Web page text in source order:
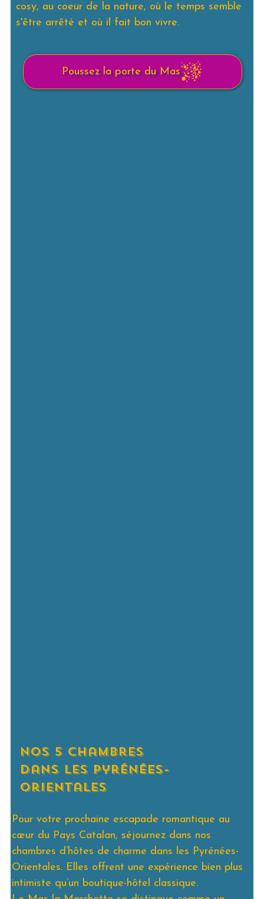
cosy, au coeur de la nature, où le temps semble
s'être arrêté et où il fait bon vivre.​
Poussez la porte du Mas
nos 5 chambres
dans les pyrénées-
orientales
Pour votre prochaine escapade romantique au
cœur du Pays Catalan, séjournez dans nos
chambres d’hôtes de charme dans les Pyrénées-
Orientales. Elles offrent une expérience bien plus
intimiste qu’un boutique-hôtel classique.